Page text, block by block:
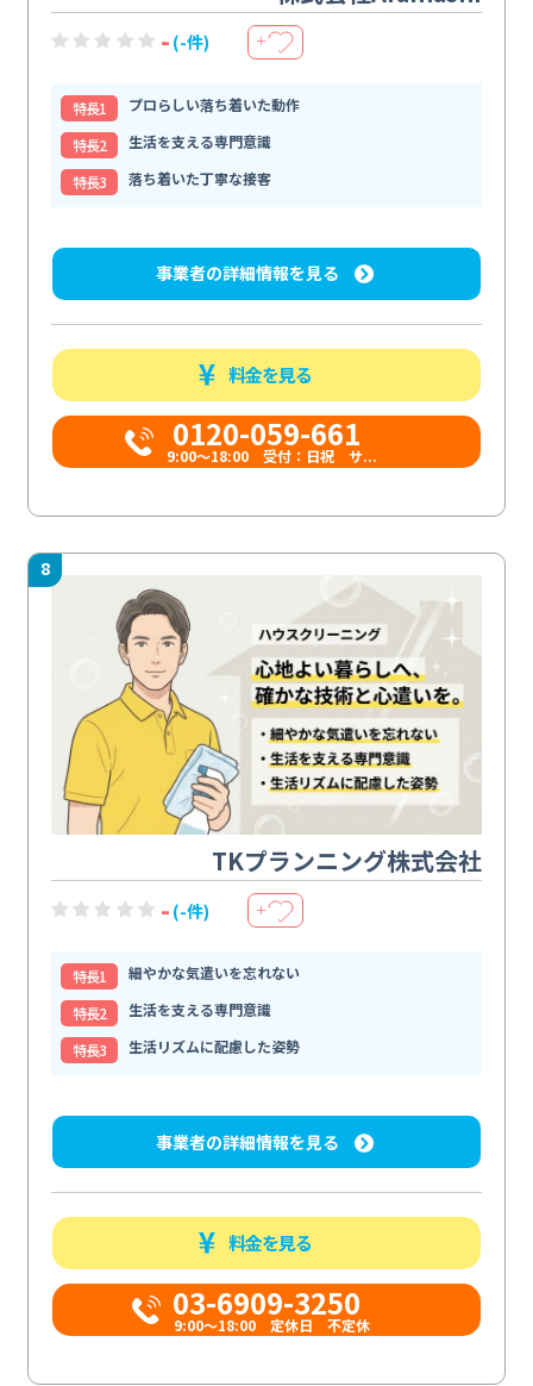
- (-件) ＋
特⻑1
プロらしい落ち着いた動作
特⻑2
生活を支える専門意識
特⻑3
落ち着いた丁寧な接客
事業者の詳細情報を見る
料金を見る
0120-059-661
9:00〜18:00 受付：日祝 サ...
8
TKプランニング株式会社
- (-件) ＋
特⻑1
細やかな気遣いを忘れない
特⻑2
生活を支える専門意識
特⻑3
生活リズムに配慮した姿勢
事業者の詳細情報を見る
料金を見る
03-6909-3250
9:00～18:00 定休日 不定休